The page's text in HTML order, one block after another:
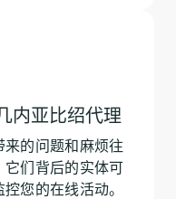
内亚比绍代理
的问题和麻烦往
们背后的实体可
您的在线活动。